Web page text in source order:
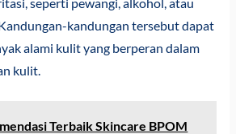
kandungan tersebut dapat
alami kulit yang berperan dalam
kulit.
Terbaik Skincare BPOM